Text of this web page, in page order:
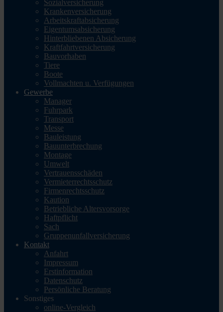
Sozialversicherung
Krankenversicherung
Arbeitskraftabsicherung
Eigentumsabsicherung
Hinterbliebenen Absicherung
Kraftfahrtversicherung
Bauvorhaben
Tiere
Boote
Vollmachten u. Verfügungen
Gewerbe
Manager
Fuhrpark
Transport
Messe
Bauleistung
Bauunterbrechung
Montage
Umwelt
Vertrauensschäden
Vermieterrechtsschutz
Firmenrechtsschutz
Kaution
Betriebliche Altersvorsorge
Haftpflicht
Sach
Gruppenunfallversicherung
Kontakt
Anfahrt
Impressum
Erstinformation
Datenschutz
Persönliche Beratung
Sonstiges
online-Vergleich